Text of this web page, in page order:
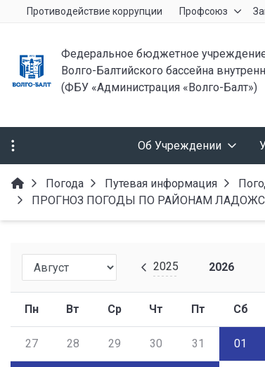
Противодействие коррупции Профсоюз
Федеральное бюджетное
Волго-Балтийского бассейна
(ФБУ «Администрация «Волго-Балт»)
Об Учреждении
Погода Путевая информация
ПРОГНОЗ ПОГОДЫ ПО РАЙОНАМ
2025 2026
Пн Вт Ср Чт Пт Сб
27 28 29 30 31 01